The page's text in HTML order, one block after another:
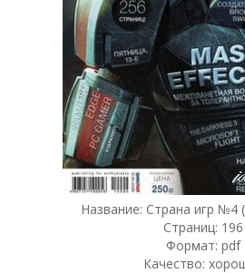
Название: Страна игр №4
Страниц: 196
Формат: pdf
Качество: